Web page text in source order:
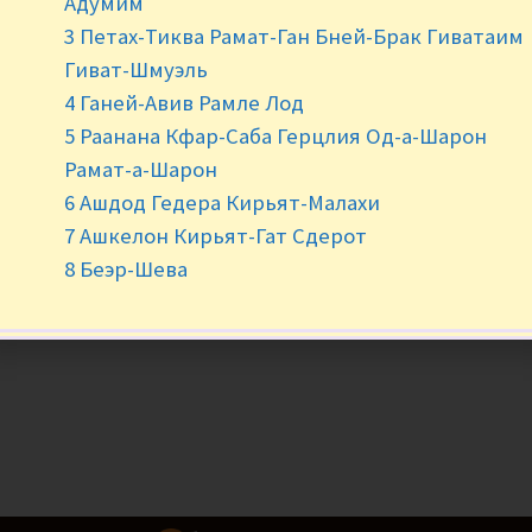
- +
3 Петах-Тиква Рамат-Ган Бней-Брак Гиватаим
Гиват-Шмуэль
4 Ганей-Авив Рамле Лод
5 Раанана Кфар-Саба Герцлия Од-а-Шарон
Рамат-а-Шарон
6 Ашдод Гедера Кирьят-Малахи
7 Ашкелон Кирьят-Гат Сдерот
8 Беэр-Шева